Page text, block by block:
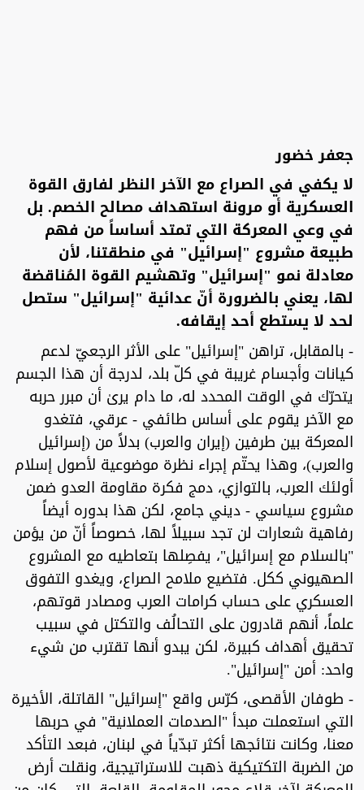
جعفر خضور
لا يكفي في الصراع مع الآخر النظر لفارق القوة
العسكرية أو مرونة استهداف مصالح الخصم. بل
في وعي المعركة التي تمتد أساساً من فهم
طبيعة مشروع "إسرائيل" في منطقتنا، لأن
معادلة نمو "إسرائيل" وتهشيم القوة المُناقضة
لها، يعني بالضرورة أنّ عدائية "إسرائيل" ستصل
لحد لا يستطع أحد إيقافه.
- بالمقابل، تراهن "إسرائيل" على الأثر الرجعيّ لدعم
كيانات وأجسام غريبة في كلّ بلد، لدرجة أن هذا الجسم
يتحرّك في الوقت المحدد له، ما دام يرىٰ أن مبرر حربه
مع الآخر يقوم على أساس طائفي - عرقي، فتغدو
المعركة بين طرفين (إيران والعرب) بدلاً من (إسرائيل
والعرب)، وهذا يحتّم إجراء نظرة موضوعية لأصول إسلام
أولئك العرب، بالتوازي، دمج فكرة مقاومة العدو ضمن
مشروع سياسي - ديني جامع، لكن هذا بدوره أيضاً
رفاهية شعارات لن تجد سبيلاً لها، خصوصاً أنّ من يؤمن
"بالسلام مع إسرائيل"، يفصِلها بتعاطيه مع المشروع
الصهيوني ككل. فتضيع ملامح الصراع، ويغدو التفوق
العسكري على حساب كرامات العرب ومصادر قوتهم،
علماً، أنهم قادرون على التحالُف والتكتل في سبيب
تحقيق أهداف كبيرة، لكن يبدو أنها تقترب من شيء
واحد: أمن "إسرائيل".
- طوفان الأقصى، كرّس واقع "إسرائيل" القاتلة، الأخيرة
التي استعملت مبدأ "الصدمات العملانية" في حربها
معنا، وكانت نتائجها أكثر تبدّياً في لبنان، فبعد التأكد
من الضربة التكتيكية ذهبت للاستراتيجية، ونقلت أرض